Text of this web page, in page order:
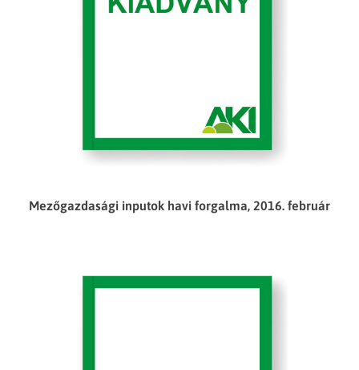
Mezőgazdasági inputok havi forgalma, 2016. február